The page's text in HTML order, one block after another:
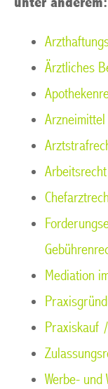
Ärztliches
Mediation
Praxiskauf
Werbe- und